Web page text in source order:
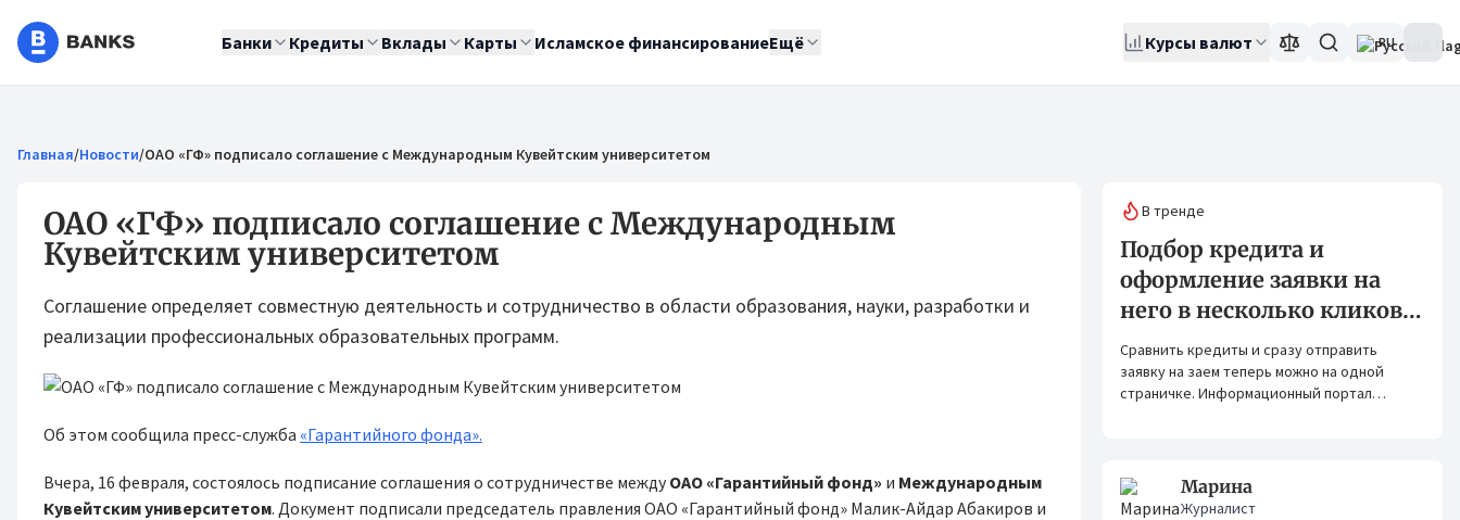
Банки Кредиты Вклады Карты Исламское финансированиеЕщё Курсы валют RU
Главная/Новости/ОАО «ГФ» подписало соглашение с Международным Кувейтским университетом
ОАО «ГФ» подписало соглашение с Международным
Кувейтским университетом
Соглашение определяет совместную деятельность и сотрудничество в области образования, науки, разработки и
реализации профессиональных образовательных программ.
Об этом сообщила пресс-служба «Гарантийного фонда».
Вчера, 16 февраля, состоялось подписание соглашения о сотрудничестве между ОАО «Гарантийный фонд» и Международным
Кувейтским университетом. Документ подписали председатель правления ОАО «Гарантийный фонд» Малик-Айдар Абакиров и
В тренде
Подбор кредита и
оформление заявки на
него в несколько кликов:
Banks.kg и Bank.kg стали
партнерами
Сравнить кредиты и сразу отправить
заявку на заем теперь можно на одной
страничке. Информационный портал
Марина
Журналист